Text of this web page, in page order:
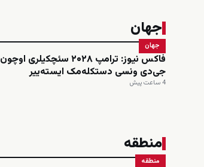
جهان
جهان
فاکس نیوز: ترامپ ۲۰۲۸ سئچکیلری اوچون
جی‌دی ونسی دستکله‌مک ایسته‌ییر
4 ساعت پیش
منطقه
منطقه